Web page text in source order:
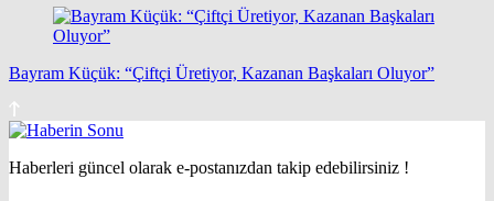
Bayram Küçük: “Çiftçi Üretiyor, Kazanan Başkaları Oluyor”
Haberleri güncel olarak e-postanızdan takip edebilirsiniz !